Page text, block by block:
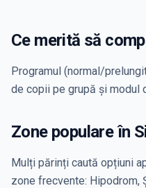
Ce merită să
Programul (normal/
de copii pe grupă și modul
Zone populare în
Mulți părinți caută opțiuni
zone frecvente: Hipodrom,